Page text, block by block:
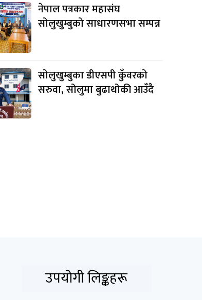
नेपाल पत्रकार महासंघ
सोलुखुम्बुको साधारणसभा सम्पन्न
सोलुखुम्बुका डीएसपी कुँवरको
सरुवा, सोलुमा बुढाथोकी आउँदै
उपयोगी लिङ्कहरू